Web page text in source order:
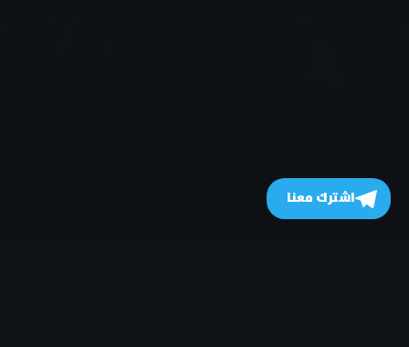
اشترك معنا